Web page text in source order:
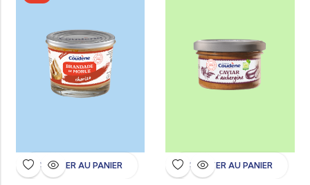
AJOUTER AU PANIER AJOUTER AU PANIER